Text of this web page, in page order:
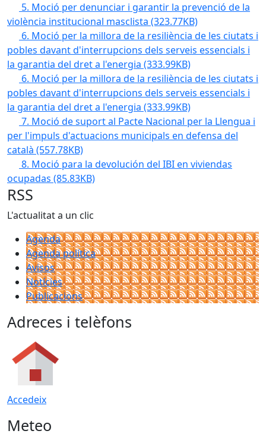
5. Moció per denunciar i garantir la prevenció de la
violència institucional masclista (323.77KB)
6. Moció per la millora de la resiliència de les ciutats i
pobles davant d'interrupcions dels serveis essencials i
la garantia del dret a l'energia (333.99KB)
6. Moció per la millora de la resiliència de les ciutats i
pobles davant d'interrupcions dels serveis essencials i
la garantia del dret a l'energia (333.99KB)
7. Moció de suport al Pacte Nacional per la Llengua i
per l'impuls d'actuacions municipals en defensa del
català (557.78KB)
8. Moció para la devolución del IBI en viviendas
ocupadas (85.83KB)
RSS
L'actualitat a un clic
Agenda
Agenda política
Avisos
Notícies
Publicacions
Adreces i telèfons
Accedeix
Meteo